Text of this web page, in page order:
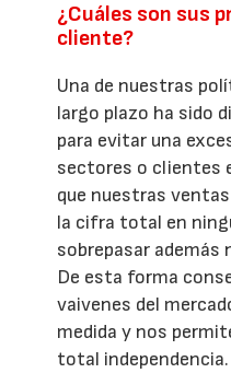
¿Cuáles son sus
cliente?
Una de nuestras
largo plazo ha sido
para evitar una
sectores o clientes
que nuestras
la cifra total en
sobrepasar
De esta forma
vaivenes del
medida y nos
total